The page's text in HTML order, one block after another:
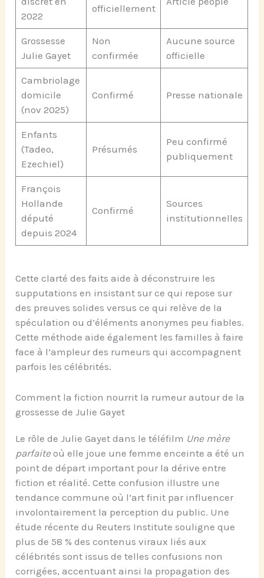
2022
officiellement
Grossesse
Julie Gayet
Non
confirmée
Aucune source
officielle
Cambriolage
domicile
(nov 2025)
Confirmé Presse nationale
Enfants
(Tadeo,
Ezechiel)
Présumés
Peu confirmé
publiquement
François
Hollande
député
depuis 2024
Confirmé
Sources
institutionnelles
Cette clarté des faits aide à déconstruire les
supputations en insistant sur ce qui repose sur
des preuves solides versus ce qui relève de la
spéculation ou d’éléments anonymes peu fiables.
Cette méthode aide également les familles à faire
face à l’ampleur des rumeurs qui accompagnent
parfois les célébrités.
Comment la fiction nourrit la rumeur autour de la
grossesse de Julie Gayet
Le rôle de Julie Gayet dans le téléfilm Une mère
parfaite où elle joue une femme enceinte a été un
point de départ important pour la dérive entre
fiction et réalité. Cette confusion illustre une
tendance commune où l’art finit par influencer
involontairement la perception du public. Une
étude récente du Reuters Institute souligne que
plus de 58 % des contenus viraux liés aux
célébrités sont issus de telles confusions non
corrigées, accentuant ainsi la propagation des